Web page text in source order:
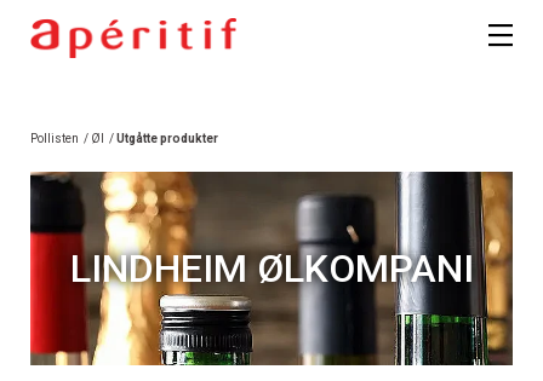
Pollisten / Øl /Utgåtte produkter
LINDHEIM ØLKOMPANI